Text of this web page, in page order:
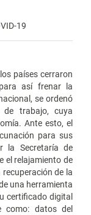
19
países cerraron
así frenar la
se ordenó
trabajo, cuya
Ante esto, el
para sus
la Secretaría de
el relajamiento de
de la
una herramienta
certificado digital
como: datos del